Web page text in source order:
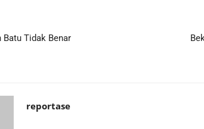
Batu Tidak Benar
reportase